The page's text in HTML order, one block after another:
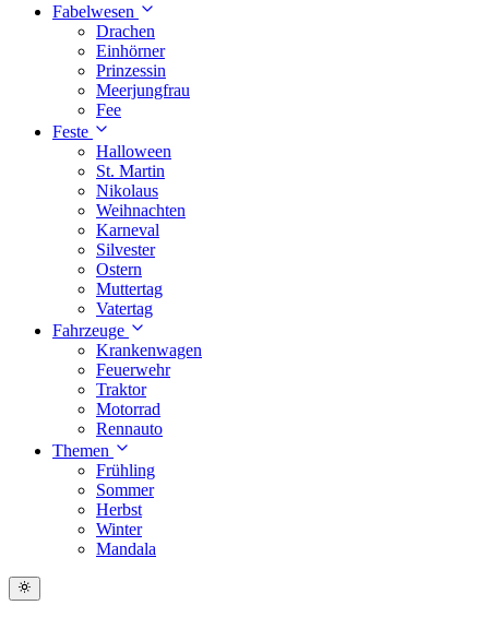
Fabelwesen
Drachen
Einhörner
Prinzessin
Meerjungfrau
Fee
Feste
Halloween
St. Martin
Nikolaus
Weihnachten
Karneval
Silvester
Ostern
Muttertag
Vatertag
Fahrzeuge
Krankenwagen
Feuerwehr
Traktor
Motorrad
Rennauto
Themen
Frühling
Sommer
Herbst
Winter
Mandala